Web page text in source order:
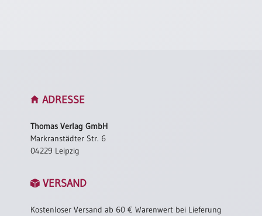
Jahreslosung
Restbestände
Restbestände
Bücher
ADRESSE
Thomas Verlag GmbH
Markranstädter Str. 6
04229 Leipzig
VERSAND
Kostenloser Versand ab 60 € Warenwert bei Lieferung